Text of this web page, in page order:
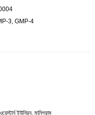
3, GMP-4
ইউনিয়ন, মানিগ্রাম